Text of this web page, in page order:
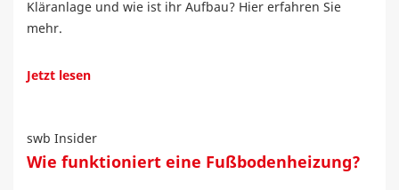
Kläranlage und wie ist ihr Aufbau? Hier erfahren Sie
mehr.
Jetzt lesen
swb Insider
Wie funktioniert eine Fußbodenheizung?